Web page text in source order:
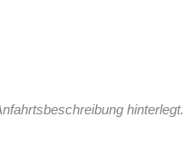
hinterlegt.